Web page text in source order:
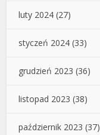
luty 2024 (27)
styczeń 2024 (33)
grudzień 2023 (36)
listopad 2023 (38)
październik 2023 (37)